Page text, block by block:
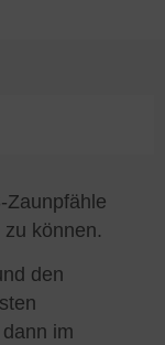
Zaunpfähle
können.
den
im